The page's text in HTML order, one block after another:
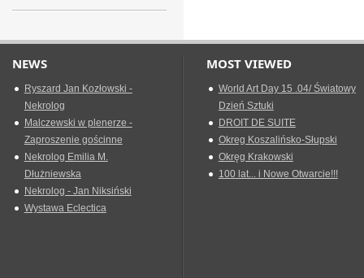
NEWS
Ryszard Jan Kozłowski -
Nekrolog
Malczewski w plenerze -
Zaproszenie gościnne
Nekrolog Emilia M.
Dłużniewska
Nekrolog - Jan Niksiński
Wystawa Eclectica
MOST VIEWED
World Art Day 15 .04/ Światowy
Dzień Sztuki
DROIT DE SUITE
Okreg Koszalińsko-Słupski
Okręg Krakowski
100 lat... i Nowe Otwarcie!!!